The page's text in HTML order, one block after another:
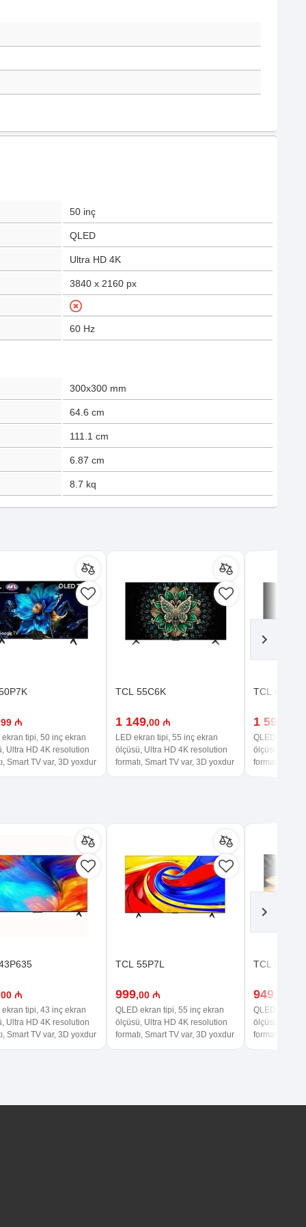
50 inç
QLED
Ultra HD 4K
3840 x 2160 px
60 Hz
300x300 mm
64.6 cm
111.1 cm
6.87 cm
8.7 kq
₼
ekran tipi, 50 inç ekran
Ultra HD 4K resolution
Smart TV var, 3D yoxdur
TCL 55C6K
1 149,00 ₼
LED ekran tipi, 55 inç ekran
ölçüsü, Ultra HD 4K resolution
formatı, Smart TV var, 3D yoxdur
TCL 65C6K
1 599
QLED ekran
ölçüsü, Ultra
formatı,
₼
ekran tipi, 43 inç ekran
Ultra HD 4K resolution
Smart TV var, 3D yoxdur
TCL 55P7L
999,00 ₼
QLED ekran tipi, 55 inç ekran
ölçüsü, Ultra HD 4K resolution
formatı, Smart TV var, 3D yoxdur
TCL
949,00 ₼
QLED ekran
ölçüsü, Ultra
formatı,